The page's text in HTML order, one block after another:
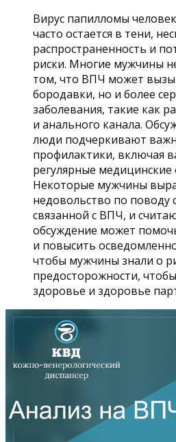
Вирус папилломы
часто остается в тени,
распространенность и
риски. Многие мужчины
том, что ВПЧ может
бородавки, но и более
заболевания, такие как
и анального канала.
люди подчеркивают
профилактики, включая
регулярные медицинские
Некоторые мужчины
недовольство по поводу
связанной с ВПЧ, и
обсуждение может
и повысить
чтобы мужчины знали о
предосторожности,
здоровье и здоровье